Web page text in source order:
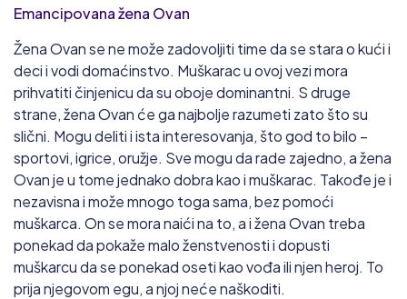
Emancipovana žena Ovan
Žena Ovan se ne može zadovoljiti time da se stara o kući i
deci i vodi domaćinstvo. Muškarac u ovoj vezi mora
prihvatiti činjenicu da su oboje dominantni. S druge
strane, žena Ovan će ga najbolje razumeti zato što su
slični. Mogu deliti i ista interesovanja, što god to bilo –
sportovi, igrice, oružje. Sve mogu da rade zajedno, a žena
Ovan je u tome jednako dobra kao i muškarac. Takođe je i
nezavisna i može mnogo toga sama, bez pomoći
muškarca. On se mora naići na to, a i žena Ovan treba
ponekad da pokaže malo ženstvenosti i dopusti
muškarcu da se ponekad oseti kao vođa ili njen heroj. To
prija njegovom egu, a njoj neće naškoditi.